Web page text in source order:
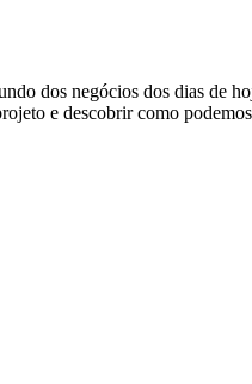
dos negócios dos dias de
e descobrir como